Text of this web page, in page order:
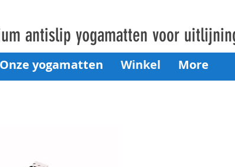
antislip yogamatten voor
Onze yogamatten Winkel More